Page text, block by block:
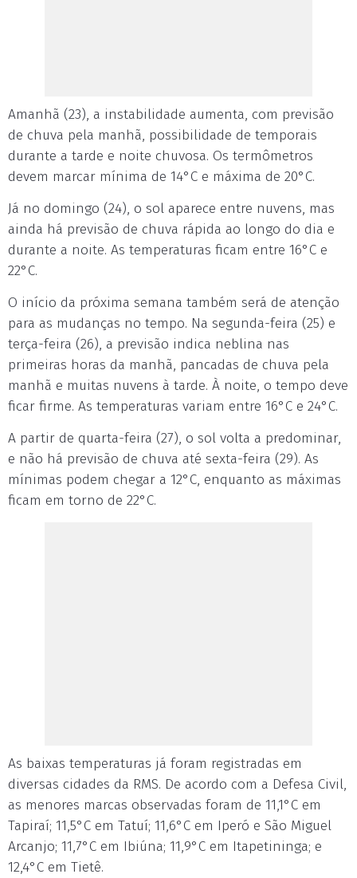
Amanhã (23), a instabilidade aumenta, com previsão
de chuva pela manhã, possibilidade de temporais
durante a tarde e noite chuvosa. Os termômetros
devem marcar mínima de 14°C e máxima de 20°C.
Já no domingo (24), o sol aparece entre nuvens, mas
ainda há previsão de chuva rápida ao longo do dia e
durante a noite. As temperaturas ficam entre 16°C e
22°C.
O início da próxima semana também será de atenção
para as mudanças no tempo. Na segunda-feira (25) e
terça-feira (26), a previsão indica neblina nas
primeiras horas da manhã, pancadas de chuva pela
manhã e muitas nuvens à tarde. À noite, o tempo deve
ficar firme. As temperaturas variam entre 16°C e 24°C.
A partir de quarta-feira (27), o sol volta a predominar,
e não há previsão de chuva até sexta-feira (29). As
mínimas podem chegar a 12°C, enquanto as máximas
ficam em torno de 22°C.
As baixas temperaturas já foram registradas em
diversas cidades da RMS. De acordo com a Defesa Civil,
as menores marcas observadas foram de 11,1°C em
Tapiraí; 11,5°C em Tatuí; 11,6°C em Iperó e São Miguel
Arcanjo; 11,7°C em Ibiúna; 11,9°C em Itapetininga; e
12,4°C em Tietê.